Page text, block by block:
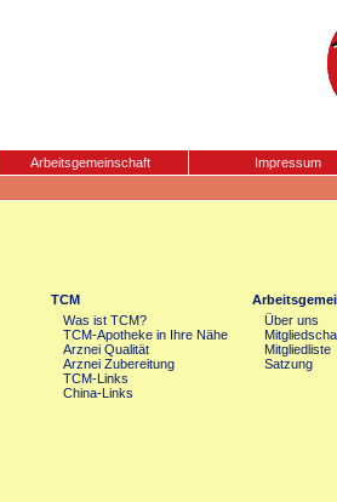
Arbeitsgemeinschaft
Impressum
TCM
Was ist TCM?
TCM-Apotheke in Ihre Nähe
Arznei Qualität
Arznei Zubereitung
TCM-Links
China-Links
Über uns
Mitgliedliste
Satzung